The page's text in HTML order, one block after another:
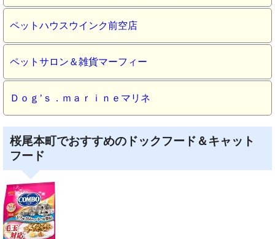
ペットハウスウインク前空店
ペットサロン＆雑貨マーフィー
Ｄｏｇ’ｓ．ｍａｒｉｎｅマリネ
桜尾本町でおすすめのドックフード＆キャット
フード